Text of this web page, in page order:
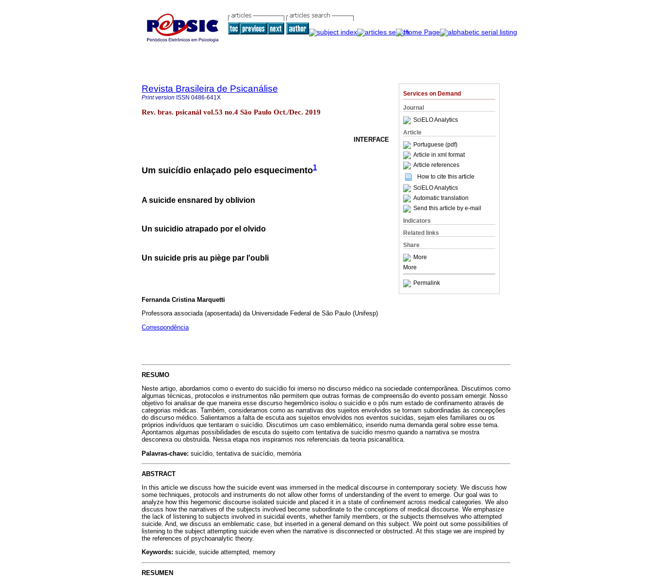
Services on Demand
Journal
SciELO Analytics
Article
Portuguese (pdf)
Article in xml format
Article references
How to cite this article
SciELO Analytics
Automatic translation
Send this article by e-mail
Indicators
Related links
Share
More
More
Permalink
Revista Brasileira de Psicanálise
Print version ISSN 0486-641X
Rev. bras. psicanál vol.53 no.4 São Paulo Oct./Dec. 2019
INTERFACE
Um suicídio enlaçado pelo esquecimento1
A suicide ensnared by oblivion
Un suicidio atrapado por el olvido
Un suicide pris au piège par l'oubli
Fernanda Cristina Marquetti
Professora associada (aposentada) da Universidade Federal de São Paulo (Unifesp)
Correspondência
RESUMO
Neste artigo, abordamos como o evento do suicídio foi imerso no discurso médico na sociedade contemporânea. Discutimos como
algumas técnicas, protocolos e instrumentos não permitem que outras formas de compreensão do evento possam emergir. Nosso
objetivo foi analisar de que maneira esse discurso hegemônico isolou o suicídio e o pôs num estado de confinamento através de
categorias médicas. Também, consideramos como as narrativas dos sujeitos envolvidos se tornam subordinadas às concepções
do discurso médico. Salientamos a falta de escuta aos sujeitos envolvidos nos eventos suicidas, sejam eles familiares ou os
próprios indivíduos que tentaram o suicídio. Discutimos um caso emblemático, inserido numa demanda geral sobre esse tema.
Apontamos algumas possibilidades de escuta do sujeito com tentativa de suicídio mesmo quando a narrativa se mostra
desconexa ou obstruída. Nessa etapa nos inspiramos nos referenciais da teoria psicanalítica.
Palavras-chave: suicídio, tentativa de suicídio, memória
ABSTRACT
In this article we discuss how the suicide event was immersed in the medical discourse in contemporary society. We discuss how
some techniques, protocols and instruments do not allow other forms of understanding of the event to emerge. Our goal was to
analyze how this hegemonic discourse isolated suicide and placed it in a state of confinement across medical categories. We also
discuss how the narratives of the subjects involved become subordinate to the conceptions of medical discourse. We emphasize
the lack of listening to subjects involved in suicidal events, whether family members, or the subjects themselves who attempted
suicide. And, we discuss an emblematic case, but inserted in a general demand on this subject. We point out some possibilities of
listening to the subject attempting suicide even when the narrative is disconnected or obstructed. At this stage we are inspired by
the references of psychoanalytic theory.
Keywords: suicide, suicide attempted, memory
RESUMEN